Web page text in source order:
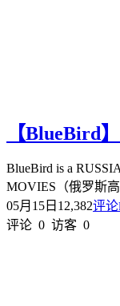
【BlueBird
BlueBird is a
MOVIES（俄罗斯高
05月15日 12,382评论
评论 0 访客 0